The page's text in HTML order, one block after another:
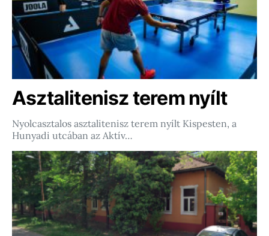
Asztalitenisz terem nyílt
Nyolcasztalos asztalitenisz terem nyílt Kispesten, a
Hunyadi utcában az Aktív…